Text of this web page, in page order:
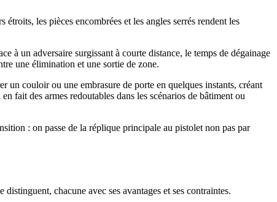
les pièces encombrées et les angles serrés rendent les
à un adversaire surgissant à courte distance, le temps de dégainage
une élimination et une sortie de zone.
un couloir ou une embrasure de porte en quelques instants, créant
en fait des armes redoutables dans les scénarios de bâtiment ou
: on passe de la réplique principale au pistolet non pas par
distinguent, chacune avec ses avantages et ses contraintes.